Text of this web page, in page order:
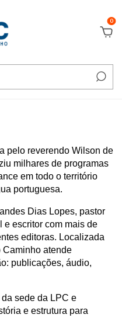
0
pelo reverendo Wilson de
milhares de programas
em todo o território
portuguesa.
Dias Lopes, pastor
e escritor com mais de
editoras. Localizada
Caminho atende
publicações, áudio,
sede da LPC e
e estrutura para